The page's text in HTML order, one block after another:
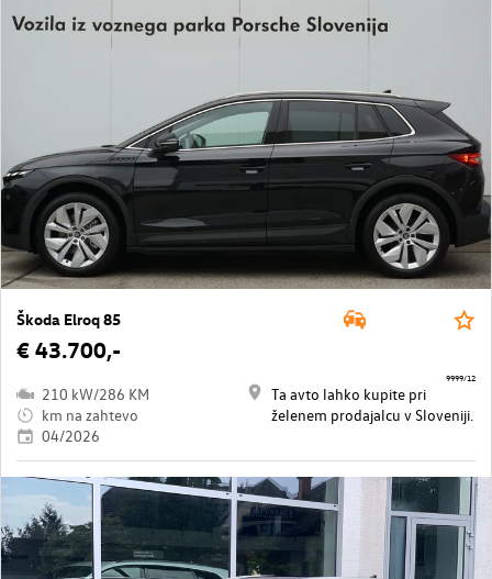
Škoda Elroq 85
€ 43.700,-
210 kW/286 KM
km na zahtevo
04/2026
Ta avto lahko kupite pri
želenem prodajalcu v Sloveniji.
9999/12